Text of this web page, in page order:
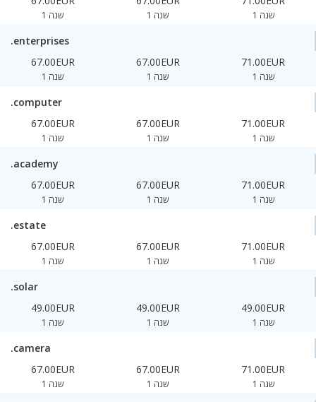
1 שנה 1 שנה 1 שנה
.enterprises
67.00EUR
1 שנה
67.00EUR
1 שנה
71.00EUR
1 שנה
.computer
67.00EUR
1 שנה
67.00EUR
1 שנה
71.00EUR
1 שנה
.academy
67.00EUR
1 שנה
67.00EUR
1 שנה
71.00EUR
1 שנה
.estate
67.00EUR
1 שנה
67.00EUR
1 שנה
71.00EUR
1 שנה
.solar
49.00EUR
1 שנה
49.00EUR
1 שנה
49.00EUR
1 שנה
.camera
67.00EUR
1 שנה
67.00EUR
1 שנה
71.00EUR
1 שנה